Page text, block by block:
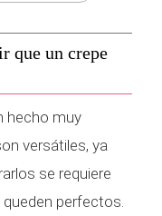
que un crepe
hecho muy
versátiles, ya
se requiere
perfectos.